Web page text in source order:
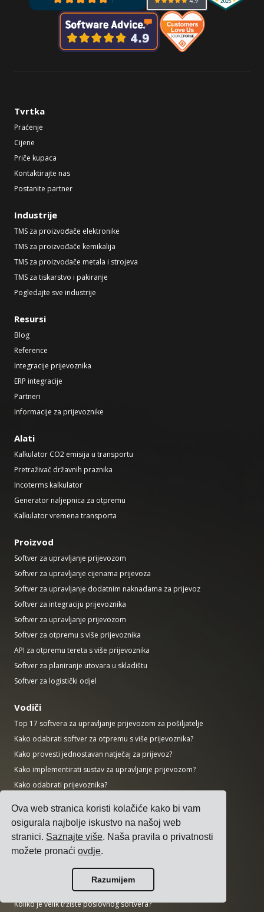
Ova web stranica koristi kolačiće kako bi vam
osigurala najbolje iskustvo na našoj web
stranici. Saznajte više. Naša pravila o privatnosti
možete pronaćiovdje.
Razumijem
Tvrtka
Praćenje
Cijene
Priče kupaca
Kontaktirajte nas
Postanite partner
Industrije
TMS za proizvođače elektronike
TMS za proizvođače kemikalija
TMS za proizvođače metala i strojeva
TMS za tiskarstvo i pakiranje
Pogledajte sve industrije
Resursi
Blog
Reference
Integracije prijevoznika
ERP integracije
Partneri
Informacije za prijevoznike
Alati
Kalkulator CO2 emisija u transportu
Pretraživač državnih praznika
Incoterms kalkulator
Generator naljepnica za otpremu
Kalkulator vremena transporta
Proizvod
Softver za upravljanje prijevozom
Softver za upravljanje cijenama prijevoza
Softver za upravljanje dodatnim naknadama za prijevoz
Softver za integraciju prijevoznika
Softver za upravljanje prijevozom
Softver za otpremu s više prijevoznika
API za otpremu tereta s više prijevoznika
Softver za planiranje utovara u skladištu
Softver za logistički odjel
Vodiči
Top 17 softvera za upravljanje prijevozom za pošiljatelje
Kako odabrati softver za otpremu s više prijevoznika?
Kako provesti jednostavan natječaj za prijevoz?
Kako implementirati sustav za upravljanje prijevozom?
Kako odabrati prijevoznika?
Istraživanja
Koliko je velik tržište AI-ja?
Koliko CO2 emitira prometni sektor?
Koliko je velik logistički sektor?
Koliko je velik tržište poslovnog softvera?